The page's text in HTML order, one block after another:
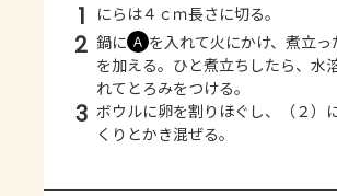
1 にらは４ｃｍ長さに切る。
2 鍋に Ａ を入れて火にかけ、煮立
を加える。ひと煮立ちしたら、水
れてとろみをつける。
3 ボウルに卵を割りほぐし、（２）
くりとかき混ぜる。